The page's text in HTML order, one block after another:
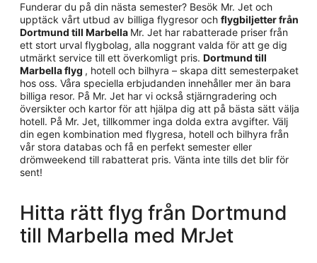
Funderar du på din nästa semester? Besök Mr. Jet och
upptäck vårt utbud av billiga flygresor och flygbiljetter från
Dortmund till Marbella Mr. Jet har rabatterade priser från
ett stort urval flygbolag, alla noggrant valda för att ge dig
utmärkt service till ett överkomligt pris. Dortmund till
Marbella flyg , hotell och bilhyra – skapa ditt semesterpaket
hos oss. Våra speciella erbjudanden innehåller mer än bara
billiga resor. På Mr. Jet har vi också stjärngradering och
översikter och kartor för att hjälpa dig att på bästa sätt välja
hotell. På Mr. Jet, tillkommer inga dolda extra avgifter. Välj
din egen kombination med flygresa, hotell och bilhyra från
vår stora databas och få en perfekt semester eller
drömweekend till rabatterat pris. Vänta inte tills det blir för
sent!
Hitta rätt flyg från Dortmund
till Marbella med MrJet